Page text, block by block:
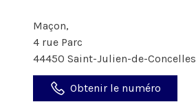
Maçon,
4 rue Parc
44450 Saint-Julien-de-Concelles
Obtenir le numéro